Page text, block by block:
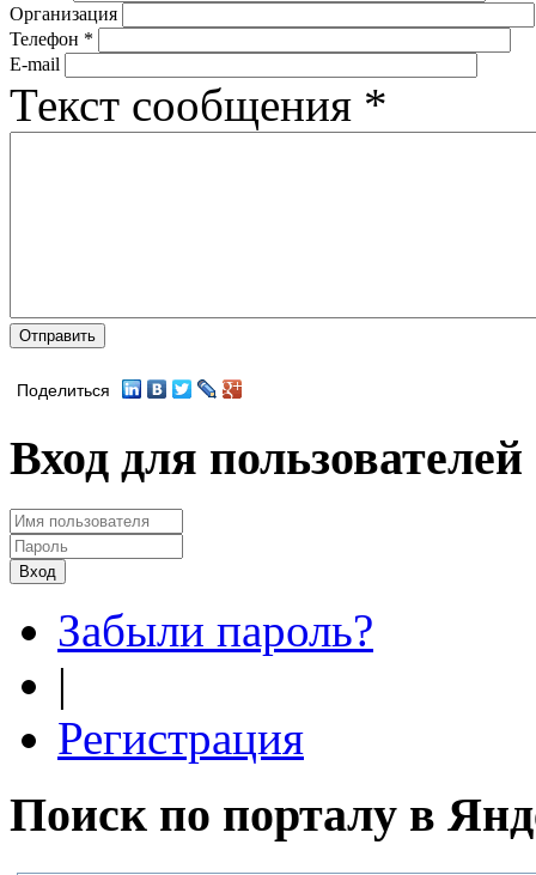
Организация
Телефон *
E-mail
Текст сообщения *
Поделиться
Вход для пользователей
Забыли пароль?
|
Регистрация
Поиск по порталу в